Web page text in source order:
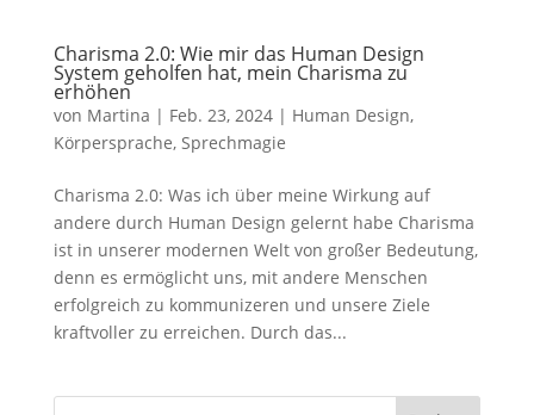
Charisma 2.0: Wie mir das Human Design
System geholfen hat, mein Charisma zu
erhöhen
von Martina | Feb. 23, 2024| Human Design,
Körpersprache, Sprechmagie
Charisma 2.0: Was ich über meine Wirkung auf
andere durch Human Design gelernt habe Charisma
ist in unserer modernen Welt von großer Bedeutung,
denn es ermöglicht uns, mit andere Menschen
erfolgreich zu kommunizeren und unsere Ziele
kraftvoller zu erreichen. Durch das...